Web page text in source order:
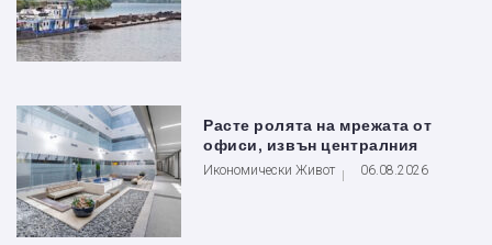
Расте ролята на мрежата от
офиси, извън централния
Икономически Живот 06.08.2026